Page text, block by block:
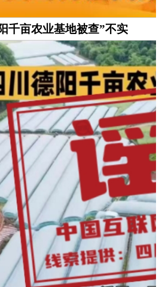
千亩农业基地被查”不实